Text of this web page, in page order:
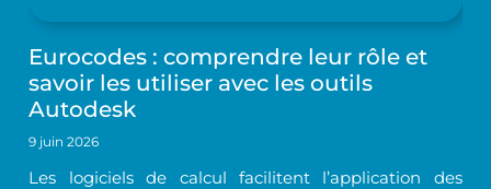
Eurocodes : comprendre leur rôle et
savoir les utiliser avec les outils
Autodesk
9 juin 2026
Les logiciels de calcul facilitent l’application des